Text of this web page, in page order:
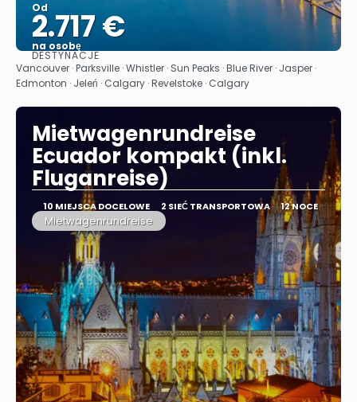
Od
2.717 €
na osobę
Zobacz
DESTYNACJE
Vancouver · Parksville · Whistler · Sun Peaks · Blue River · Jasper ·
Edmonton · Jeleń · Calgary · Revelstoke · Calgary
Mietwagenrundreise
Ecuador kompakt (inkl.
Fluganreise)
10 MIEJSCA DOCELOWE 2 SIEĆ TRANSPORTOWA 12 NOCE
Mietwagenrundreise